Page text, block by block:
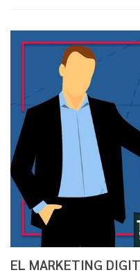
EL MARKETING